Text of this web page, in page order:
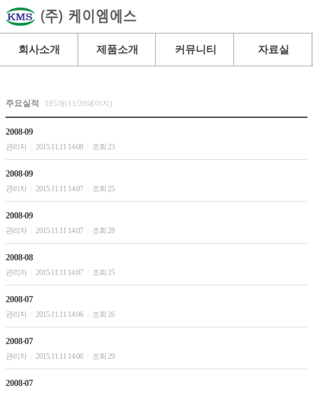
회사소개 제품소개 커뮤니티 자료실
주요실적 195개(11/20페이지)
2008-09
관리자 2015.11.11 14:08 조회 23
2008-09
관리자 2015.11.11 14:07 조회 25
2008-09
관리자 2015.11.11 14:07 조회 28
2008-08
관리자 2015.11.11 14:07 조회 25
2008-07
관리자 2015.11.11 14:06 조회 26
2008-07
관리자 2015.11.11 14:06 조회 29
2008-07